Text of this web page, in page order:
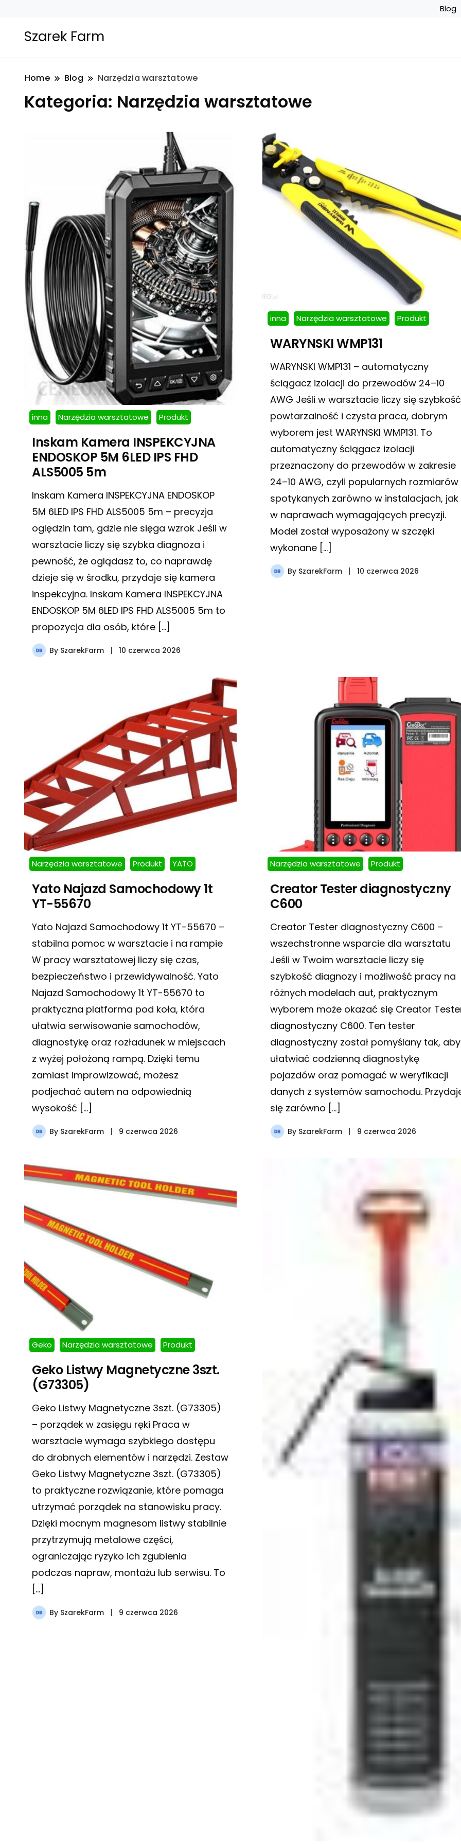
Blog
Szarek Farm
Home Blog Narzędzia warsztatowe
Kategoria: Narzędzia warsztatowe
inna Narzędzia warsztatowe Produkt
Inskam Kamera INSPEKCYJNA
ENDOSKOP 5M 6LED IPS FHD
ALS5005 5m
Inskam Kamera INSPEKCYJNA ENDOSKOP
5M 6LED IPS FHD ALS5005 5m – precyzja
oględzin tam, gdzie nie sięga wzrok Jeśli w
warsztacie liczy się szybka diagnoza i
pewność, że oglądasz to, co naprawdę
dzieje się w środku, przydaje się kamera
inspekcyjna. Inskam Kamera INSPEKCYJNA
ENDOSKOP 5M 6LED IPS FHD ALS5005 5m to
propozycja dla osób, które […]
By SzarekFarm 10 czerwca 2026
inna Narzędzia warsztatowe Produkt
WARYNSKI WMP131
WARYNSKI WMP131 – automatyczny
ściągacz izolacji do przewodów 24–10
AWG Jeśli w warsztacie liczy się
powtarzalność i czysta praca, dobrym
wyborem jest WARYNSKI WMP131. To
automatyczny ściągacz izolacji
przeznaczony do przewodów w zakresie
24–10 AWG, czyli popularnych rozmiarów
spotykanych zarówno w instalacjach, jak
w naprawach wymagających precyzji.
Model został wyposażony w szczęki
wykonane […]
By SzarekFarm 10 czerwca 2026
Narzędzia warsztatowe Produkt YATO
Yato Najazd Samochodowy 1t
YT-55670
Yato Najazd Samochodowy 1t YT-55670 –
stabilna pomoc w warsztacie i na rampie
W pracy warsztatowej liczy się czas,
bezpieczeństwo i przewidywalność. Yato
Najazd Samochodowy 1t YT-55670 to
praktyczna platforma pod koła, która
ułatwia serwisowanie samochodów,
diagnostykę oraz rozładunek w miejscach
z wyżej położoną rampą. Dzięki temu
zamiast improwizować, możesz
podjechać autem na odpowiednią
wysokość […]
By SzarekFarm 9 czerwca 2026
Narzędzia warsztatowe Produkt
Creator Tester diagnostyczny
C600
Creator Tester diagnostyczny C600 –
wszechstronne wsparcie dla warsztatu
Jeśli w Twoim warsztacie liczy się
szybkość diagnozy i możliwość pracy na
różnych modelach aut, praktycznym
wyborem może okazać się Creator
diagnostyczny C600. Ten tester
diagnostyczny został pomyślany tak, aby
ułatwiać codzienną diagnostykę
pojazdów oraz pomagać w weryfikacji
danych z systemów samochodu.
się zarówno […]
By SzarekFarm 9 czerwca 2026
Geko Narzędzia warsztatowe Produkt
Geko Listwy Magnetyczne 3szt.
(G73305)
Geko Listwy Magnetyczne 3szt. (G73305)
– porządek w zasięgu ręki Praca w
warsztacie wymaga szybkiego dostępu
do drobnych elementów i narzędzi. Zestaw
Geko Listwy Magnetyczne 3szt. (G73305)
to praktyczne rozwiązanie, które pomaga
utrzymać porządek na stanowisku pracy.
Dzięki mocnym magnesom listwy stabilnie
przytrzymują metalowe części,
ograniczając ryzyko ich zgubienia
podczas napraw, montażu lub serwisu. To
[…]
By SzarekFarm 9 czerwca 2026